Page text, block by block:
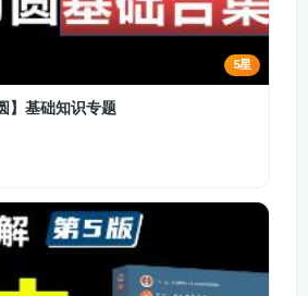
期的调控，以及它们在遗传和发
程中染色体的行为变化，以及与
和意义，理解亲子代之间遗传物
5星
】基础知识专题